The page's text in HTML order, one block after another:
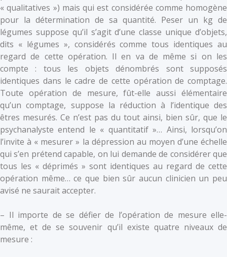
« qualitatives ») mais qui est considérée comme homogène
pour la détermination de sa quantité. Peser un kg de
légumes suppose qu’il s’agit d’une classe unique d’objets,
dits « légumes », considérés comme tous identiques au
regard de cette opération. Il en va de même si on les
compte : tous les objets dénombrés sont supposés
identiques dans le cadre de cette opération de comptage.
Toute opération de mesure, fût-elle aussi élémentaire
qu’un comptage, suppose la réduction à l’identique des
êtres mesurés. Ce n’est pas du tout ainsi, bien sûr, que le
psychanalyste entend le « quantitatif »… Ainsi, lorsqu’on
l’invite à « mesurer » la dépression au moyen d’une échelle
qui s’en prétend capable, on lui demande de considérer que
tous les « déprimés » sont identiques au regard de cette
opération même… ce que bien sûr aucun clinicien un peu
avisé ne saurait accepter.
– Il importe de se défier de l’opération de mesure elle-
même, et de se souvenir qu’il existe quatre niveaux de
mesure :